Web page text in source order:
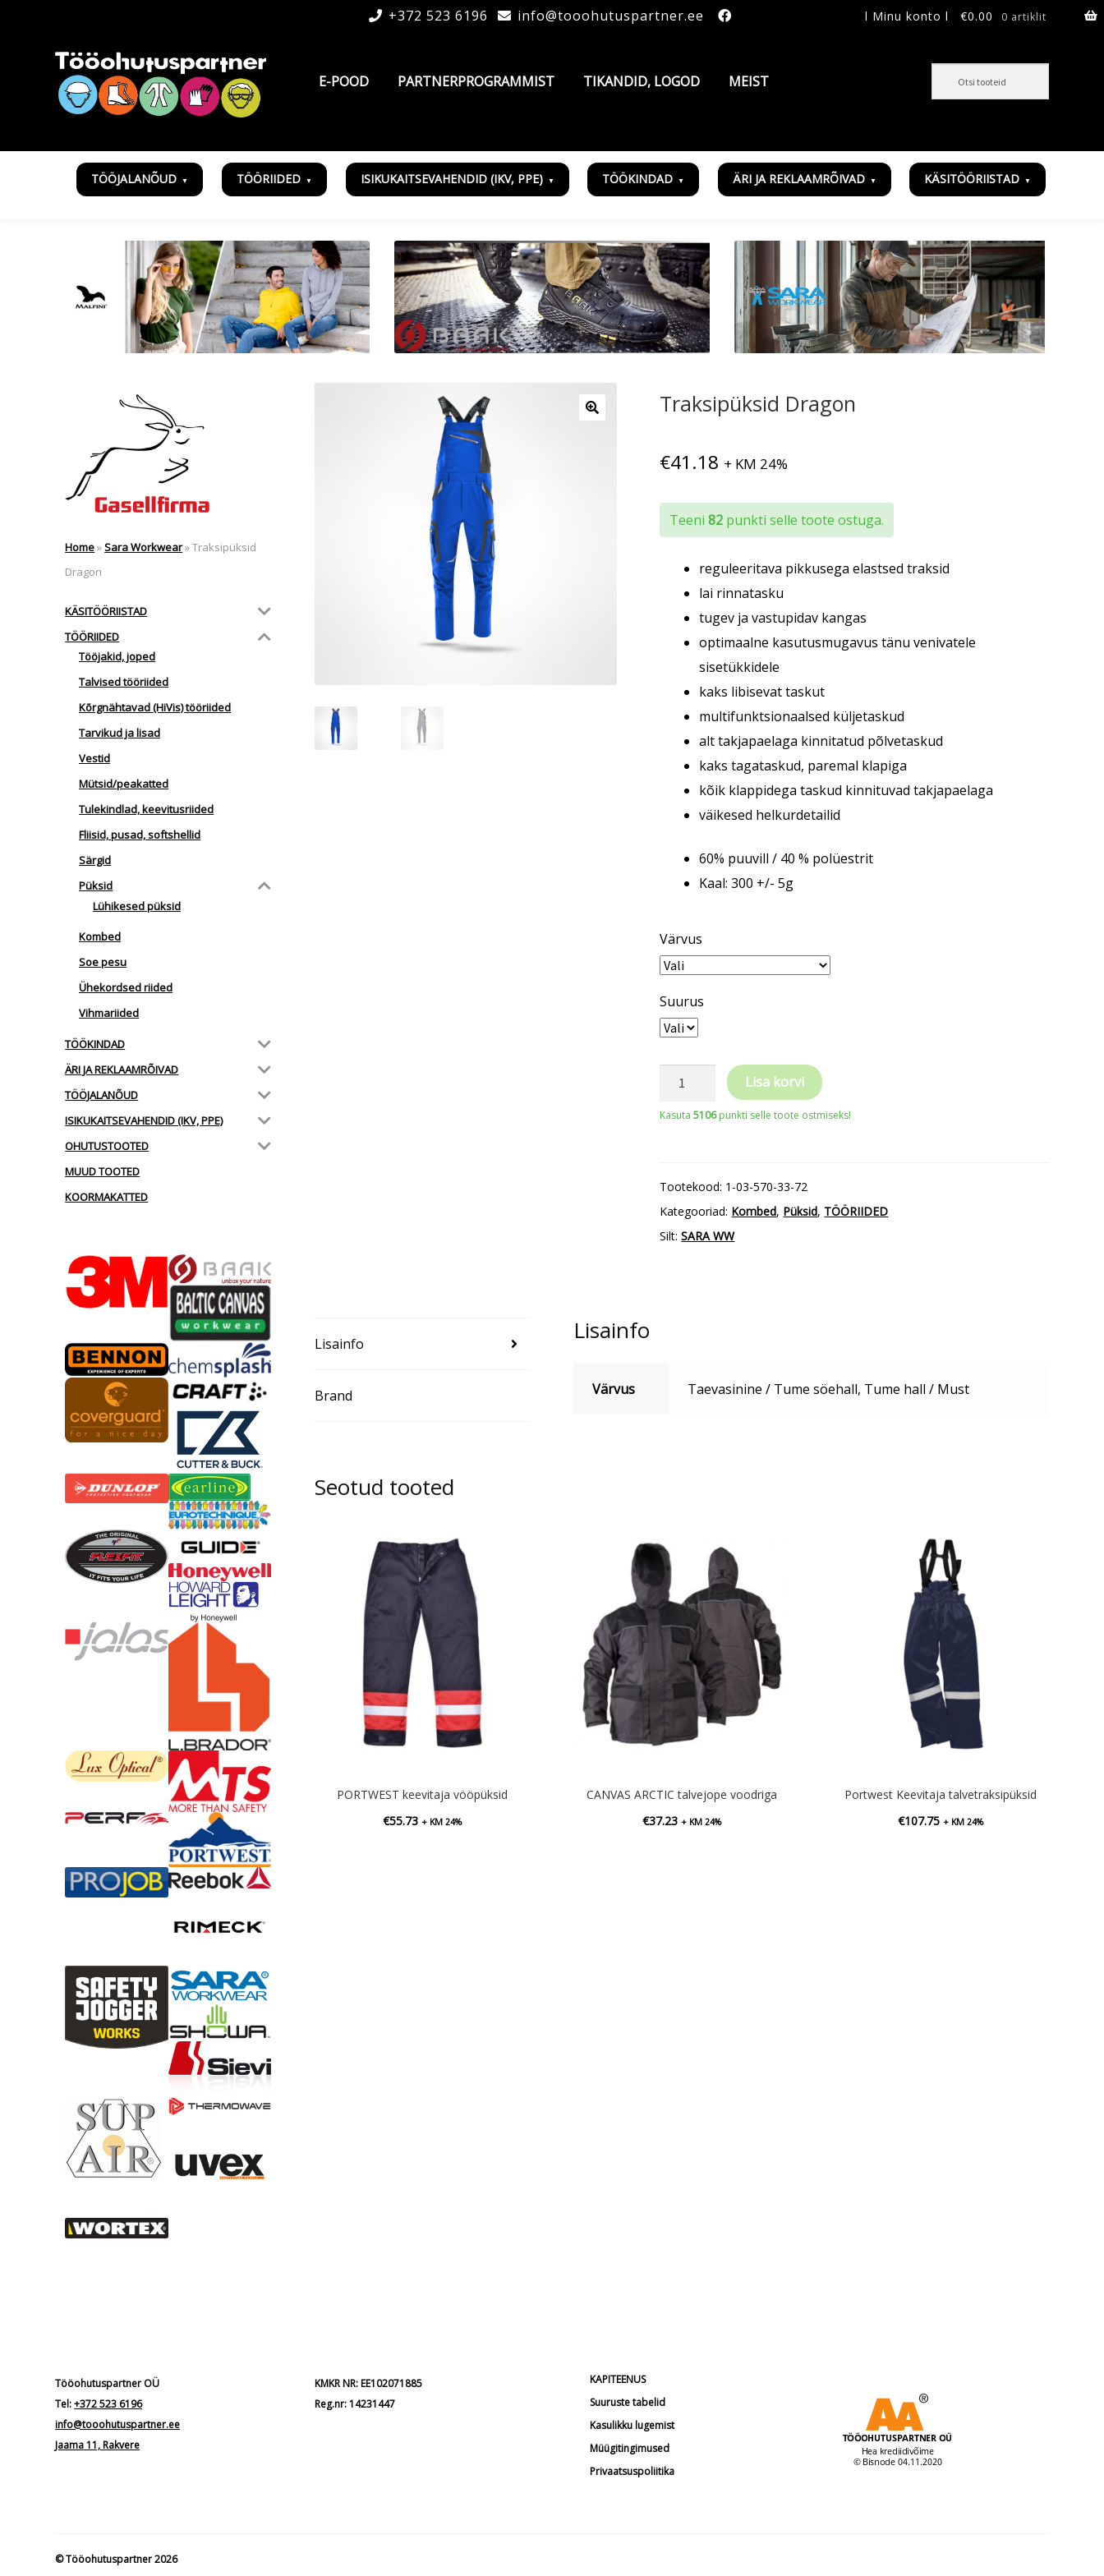
€0.00 0 artiklit
+372 523 6196 info@tooohutuspartner.ee l Minu konto l
E-POOD PARTNERPROGRAMMIST TIKANDID, LOGOD MEIST
TÖÖJALANÕUD TÖÖRIIDED ISIKUKAITSEVAHENDID (IKV, PPE) TÖÖKINDAD ÄRI JA REKLAAMRÕIVAD KÄSITÖÖRIISTAD
Traksipüksid Dragon
€41.18 + KM 24%
Teeni82 punkti selle toote ostuga.
reguleeritava pikkusega elastsed traksid
lai rinnatasku
tugev ja vastupidav kangas
optimaalne kasutusmugavus tänu venivatele
sisetükkidele
kaks libisevat taskut
multifunktsionaalsed küljetaskud
alt takjapaelaga kinnitatud põlvetaskud
kaks tagataskud, paremal klapiga
kõik klappidega taskud kinnituvad takjapaelaga
väikesed helkurdetailid
60% puuvill / 40 % polüestrit
Kaal: 300 +/- 5g
Värvus
Suurus
Traksipüksid
Lisa korvi
Kasuta5106punkti selle toote ostmiseks!
Tootekood: 1-03-570-33-72
Kategooriad: Kombed, Püksid, TÖÖRIIDED
Silt:SARA WW
Lisainfo
Brand
Lisainfo
Värvus Taevasinine / Tume söehall, Tume hall / Must
Seotud tooted
PORTWEST keevitaja vööpüksid
€55.73 + KM 24%
CANVAS ARCTIC talvejope voodriga
€37.23 + KM 24%
Portwest Keevitaja talvetraksipüksid
€107.75 + KM 24%
Home»Sara Workwear»Traksipüksid
Dragon
KÄSITÖÖRIISTAD
TÖÖRIIDED
Tööjakid, joped
Talvised tööriided
Kõrgnähtavad (HiVis) tööriided
Tarvikud ja lisad
Vestid
Mütsid/peakatted
Tulekindlad, keevitusriided
Fliisid, pusad, softshellid
Särgid
Püksid
Lühikesed püksid
Kombed
Soe pesu
Ühekordsed riided
Vihmariided
TÖÖKINDAD
ÄRI JA REKLAAMRÕIVAD
TÖÖJALANÕUD
ISIKUKAITSEVAHENDID (IKV, PPE)
OHUTUSTOOTED
MUUD TOOTED
KOORMAKATTED
Tööohutuspartner OÜ
Tel:+372 523 6196
info@tooohutuspartner.ee
Jaama 11, Rakvere
KMKR NR: EE102071885
Reg.nr: 14231447
KAPITEENUS
Suuruste tabelid
Kasulikku lugemist
Müügitingimused
Privaatsuspoliitika
© Tööohutuspartner 2026